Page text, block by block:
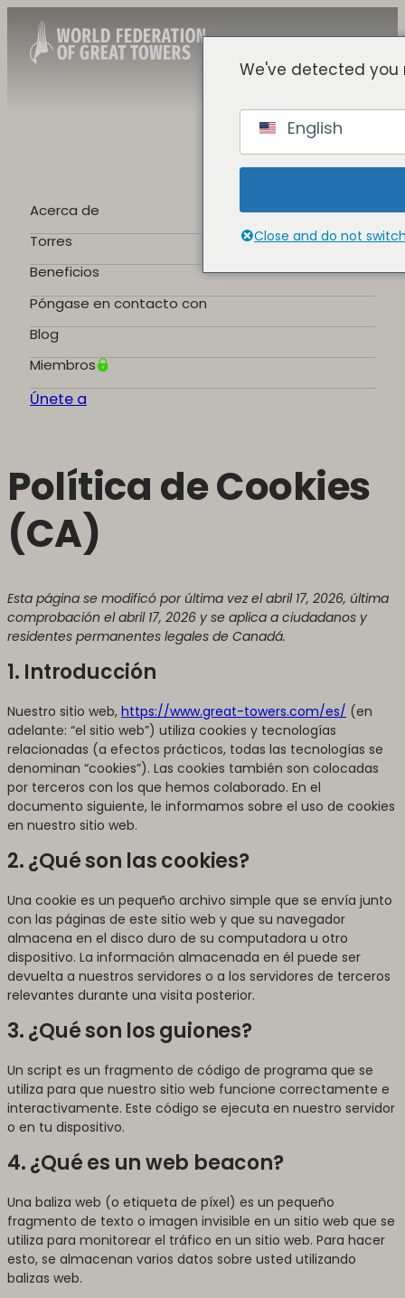
English
Portuguese
Acerca de
Torres
Beneficios
Póngase en contacto con
Blog
Miembros
Únete a
Política de Cookies
(CA)
Esta página se modificó por última vez el abril 17, 2026, última
comprobación el abril 17, 2026 y se aplica a ciudadanos y
residentes permanentes legales de Canadá.
1. Introducción
Nuestro sitio web, https://www.great-towers.com/es/ (en
adelante: “el sitio web”) utiliza cookies y tecnologías
relacionadas (a efectos prácticos, todas las tecnologías se
denominan “cookies”). Las cookies también son colocadas
por terceros con los que hemos colaborado. En el
documento siguiente, le informamos sobre el uso de cookies
en nuestro sitio web.
2. ¿Qué son las cookies?
Una cookie es un pequeño archivo simple que se envía junto
con las páginas de este sitio web y que su navegador
almacena en el disco duro de su computadora u otro
dispositivo. La información almacenada en él puede ser
devuelta a nuestros servidores o a los servidores de terceros
relevantes durante una visita posterior.
3. ¿Qué son los guiones?
Un script es un fragmento de código de programa que se
utiliza para que nuestro sitio web funcione correctamente e
interactivamente. Este código se ejecuta en nuestro servidor
o en tu dispositivo.
4. ¿Qué es un web beacon?
Una baliza web (o etiqueta de píxel) es un pequeño
fragmento de texto o imagen invisible en un sitio web que se
utiliza para monitorear el tráfico en un sitio web. Para hacer
esto, se almacenan varios datos sobre usted utilizando
balizas web.
We've detected
English
Close and do not